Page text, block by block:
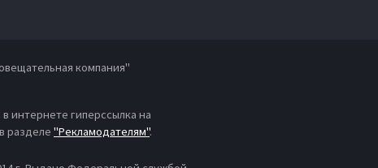
компания"
интернете гиперссылка на
разделе "Рекламодателям".